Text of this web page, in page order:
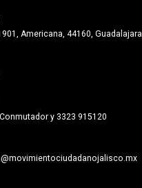
Americana, 44160, Guadalajara
y 3323 915120